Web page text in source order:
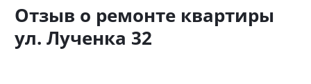
Отзыв о ремонте квартиры
ул. Лученка 32